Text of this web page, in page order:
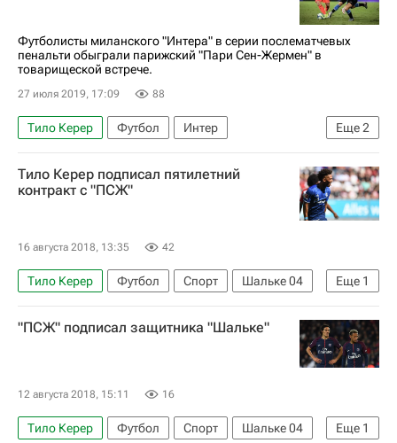
Футболисты миланского "Интера" в серии послематчевых
пенальти обыграли парижский "Пари Сен-Жермен" в
товарищеской встрече.
27 июля 2019, 17:09 88
Еще2
Тило Керер Футбол
Интер
Пари Сен-Жермен (ПСЖ)
Самуэле Лонго
Тило Керер подписал пятилетний
контракт с "ПСЖ"
16 августа 2018, 13:35 42
Еще 1
Тило Керер Футбол Спорт
Шальке 04
Пари Сен-Жермен (ПСЖ)
"ПСЖ" подписал защитника "Шальке"
12 августа 2018, 15:11 16
Еще 1
Тило Керер Футбол Спорт
Шальке 04